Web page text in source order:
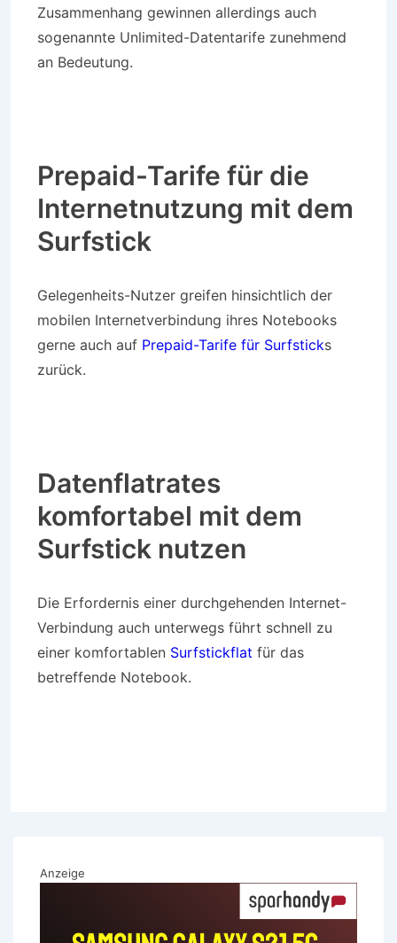
Zusammenhang gewinnen allerdings auch
sogenannte Unlimited-Datentarife zunehmend
an Bedeutung.
Prepaid-Tarife für die
Internetnutzung mit dem
Surfstick
Gelegenheits-Nutzer greifen hinsichtlich der
mobilen Internetverbindung ihres Notebooks
gerne auch auf Prepaid-Tarife für Surfsticks
zurück.
Datenflatrates
komfortabel mit dem
Surfstick nutzen
Die Erfordernis einer durchgehenden Internet-
Verbindung auch unterwegs führt schnell zu
einer komfortablen Surfstickflat für das
betreffende Notebook.
Anzeige